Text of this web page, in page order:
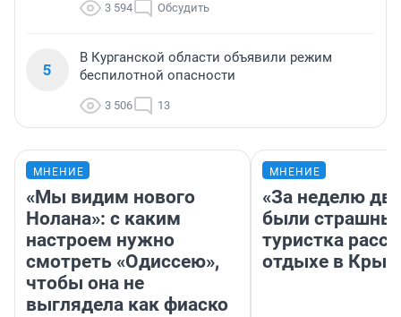
3 594 Обсудить
5
В Курганской области объявили режим
беспилотной опасности
3 506 13
МНЕНИЕ
«Мы видим нового
Нолана»: с каким
настроем нужно
смотреть «Одиссею»,
чтобы она не
выглядела как фиаско
МНЕНИЕ
«За неделю
были
туристка
отдыхе в